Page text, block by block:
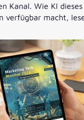
Kanal. Wie KI dieses
verfügbar macht,